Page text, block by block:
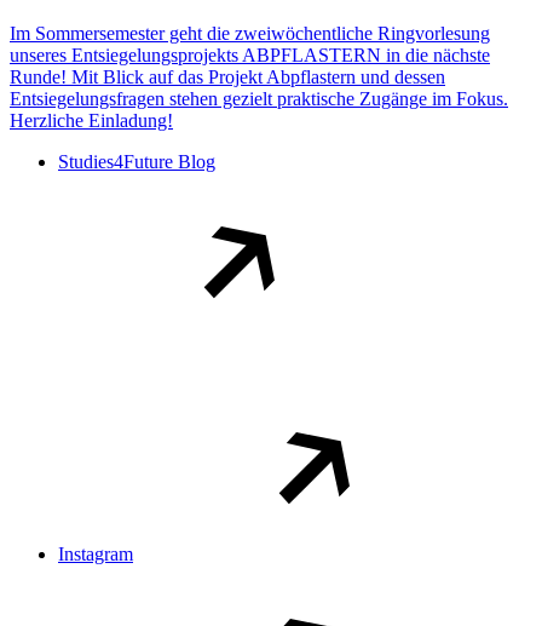
Im Sommersemester geht die zweiwöchentliche Ringvorlesung
unseres Entsiegelungsprojekts ABPFLASTERN in die nächste
Runde! Mit Blick auf das Projekt Abpflastern und dessen
Entsiegelungsfragen stehen gezielt praktische Zugänge im Fokus.
Herzliche Einladung!
Studies4Future Blog
Instagram